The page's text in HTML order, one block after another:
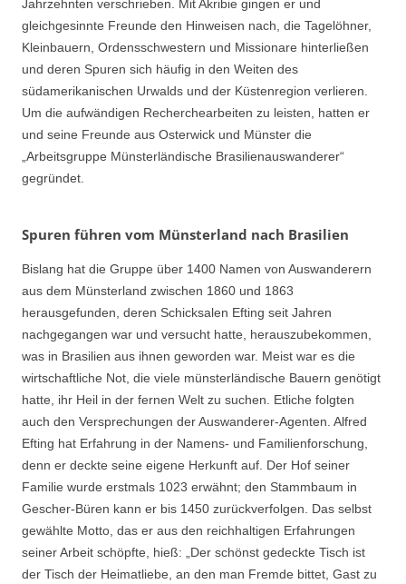
Jahrzehnten verschrieben. Mit Akribie gingen er und
gleichgesinnte Freunde den Hinweisen nach, die Tagelöhner,
Kleinbauern, Ordensschwestern und Missionare hinterließen
und deren Spuren sich häufig in den Weiten des
südamerikanischen Urwalds und der Küstenregion verlieren.
Um die aufwändigen Recherchearbeiten zu leisten, hatten er
und seine Freunde aus Osterwick und Münster die
„Arbeitsgruppe Münsterländische Brasilienauswanderer“
gegründet.
Spuren führen vom Münsterland nach Brasilien
Bislang hat die Gruppe über 1400 Namen von Auswanderern
aus dem Münsterland zwischen 1860 und 1863
herausgefunden, deren Schicksalen Efting seit Jahren
nachgegangen war und versucht hatte, herauszubekommen,
was in Brasilien aus ihnen geworden war. Meist war es die
wirtschaftliche Not, die viele münsterländische Bauern genötigt
hatte, ihr Heil in der fernen Welt zu suchen. Etliche folgten
auch den Versprechungen der Auswanderer-Agenten. Alfred
Efting hat Erfahrung in der Namens- und Familienforschung,
denn er deckte seine eigene Herkunft auf. Der Hof seiner
Familie wurde erstmals 1023 erwähnt; den Stammbaum in
Gescher-Büren kann er bis 1450 zurückverfolgen. Das selbst
gewählte Motto, das er aus den reichhaltigen Erfahrungen
seiner Arbeit schöpfte, hieß: „Der schönst gedeckte Tisch ist
der Tisch der Heimatliebe, an den man Fremde bittet, Gast zu